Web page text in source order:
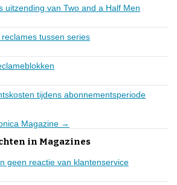
uitzending van Two and a Half Men
tussen series
tijdens abonnementsperiode
Magazine →
in Magazines
geen reactie van klantenservice